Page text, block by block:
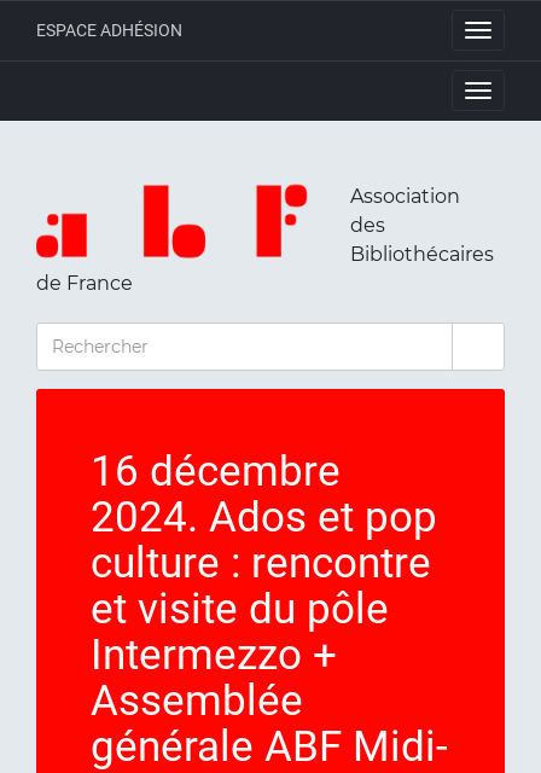
Toggle
ESPACE ADHÉSION
Toggle
Association
des
Bibliothécaires
de France
RECHERCHER
16 décembre
2024. Ados et pop
culture : rencontre
et visite du pôle
Intermezzo +
Assemblée
générale ABF Midi-